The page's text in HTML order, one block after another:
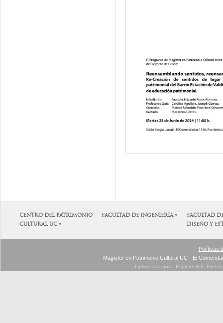
CENTRO DEL PATRIMONIO
CULTURAL UC »
FACULTAD DE INGENIERÍA »
FACULTAD
DISEÑO Y
Políticas
Magister en Patrimonio Cultural UC - El
Optimizado para: Explorer 8.0,